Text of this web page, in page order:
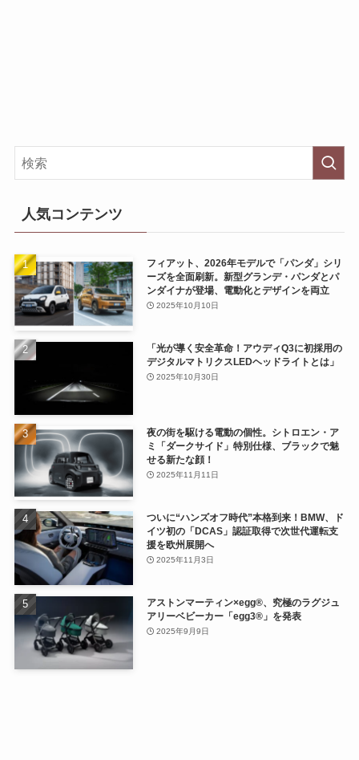
人気コンテンツ
フィアット、2026年モデルで「パンダ」シリ
ーズを全面刷新。新型グランデ・パンダとパ
ンダイナが登場、電動化とデザインを両立
2025年10月10日
「光が導く安全革命！アウディQ3に初採用の
デジタルマトリクスLEDヘッドライトとは」
2025年10月30日
夜の街を駆ける電動の個性。シトロエン・ア
ミ「ダークサイド」特別仕様、ブラックで魅
せる新たな顔！
2025年11月11日
ついに“ハンズオフ時代”本格到来！BMW、ド
イツ初の「DCAS」認証取得で次世代運転支
援を欧州展開へ
2025年11月3日
アストンマーティン×egg®、究極のラグジュ
アリーベビーカー「egg3®」を発表
2025年9月9日